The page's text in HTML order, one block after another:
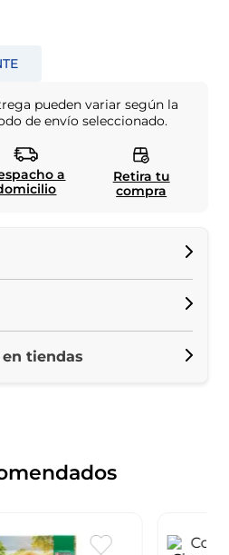
pueden variar según la
de envío seleccionado.
a
Retira tu
compra
tiendas